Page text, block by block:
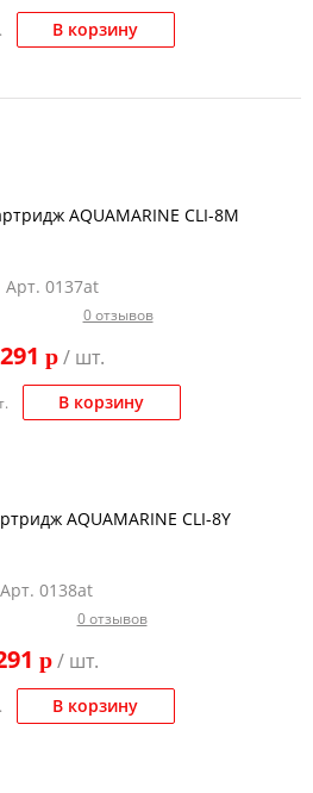
В корзину
AQUAMARINE CLI-8M
Арт. 0137at
0 отзывов
291 p/ шт.
В корзину
AQUAMARINE CLI-8Y
Арт. 0138at
0 отзывов
p/ шт.
В корзину